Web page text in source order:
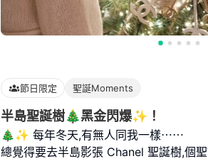
節日限定 聖誕Moments
半島聖誕樹🎄黑金閃爆✨！
🎄✨ 每年冬天,有無人同我一樣⋯⋯
總覺得要去半島影張 Chanel 聖誕樹,個